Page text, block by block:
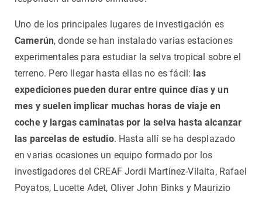
Uno de los principales lugares de investigación es
Camerún, donde se han instalado varias estaciones
experimentales para estudiar la selva tropical sobre el
terreno. Pero llegar hasta ellas no es fácil: las
expediciones pueden durar entre quince días y un
mes y suelen implicar muchas horas de viaje en
coche y largas caminatas por la selva hasta alcanzar
las parcelas de estudio. Hasta allí se ha desplazado
en varias ocasiones un equipo formado por los
investigadores del CREAF Jordi Martínez-Vilalta, Rafael
Poyatos, Lucette Adet, Oliver John Binks y Maurizio